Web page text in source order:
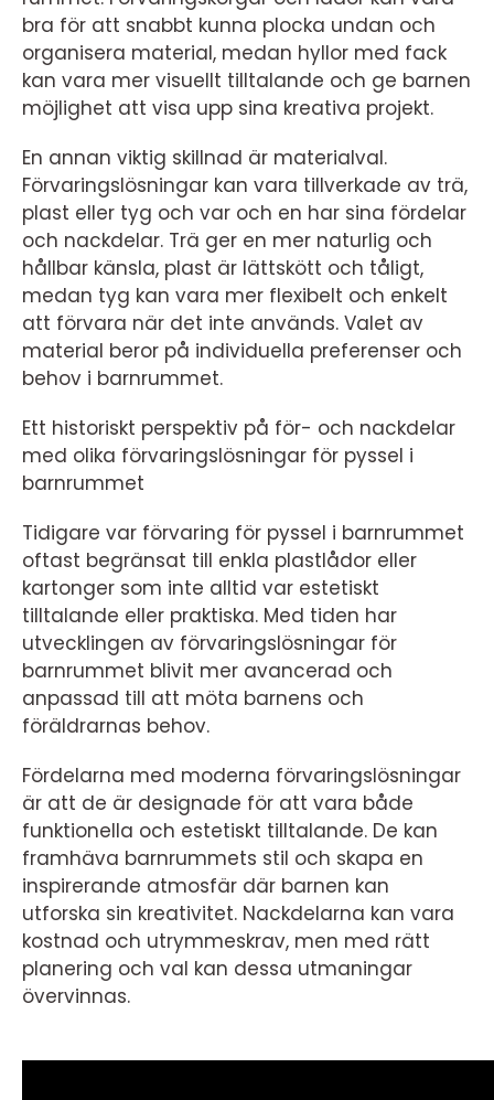
bra för att snabbt kunna plocka undan och
organisera material, medan hyllor med fack
kan vara mer visuellt tilltalande och ge barnen
möjlighet att visa upp sina kreativa projekt.
En annan viktig skillnad är materialval.
Förvaringslösningar kan vara tillverkade av trä,
plast eller tyg och var och en har sina fördelar
och nackdelar. Trä ger en mer naturlig och
hållbar känsla, plast är lättskött och tåligt,
medan tyg kan vara mer flexibelt och enkelt
att förvara när det inte används. Valet av
material beror på individuella preferenser och
behov i barnrummet.
Ett historiskt perspektiv på för- och nackdelar
med olika förvaringslösningar för pyssel i
barnrummet
Tidigare var förvaring för pyssel i barnrummet
oftast begränsat till enkla plastlådor eller
kartonger som inte alltid var estetiskt
tilltalande eller praktiska. Med tiden har
utvecklingen av förvaringslösningar för
barnrummet blivit mer avancerad och
anpassad till att möta barnens och
föräldrarnas behov.
Fördelarna med moderna förvaringslösningar
är att de är designade för att vara både
funktionella och estetiskt tilltalande. De kan
framhäva barnrummets stil och skapa en
inspirerande atmosfär där barnen kan
utforska sin kreativitet. Nackdelarna kan vara
kostnad och utrymmeskrav, men med rätt
planering och val kan dessa utmaningar
övervinnas.